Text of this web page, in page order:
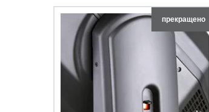
прекращено